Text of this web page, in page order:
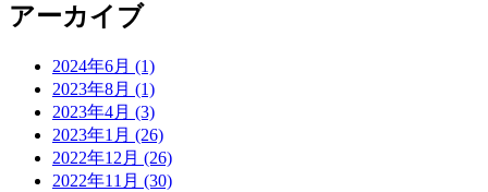
アーカイブ
2024年6月 (1)
2023年8月 (1)
2023年4月 (3)
2023年1月 (26)
2022年12月 (26)
2022年11月 (30)